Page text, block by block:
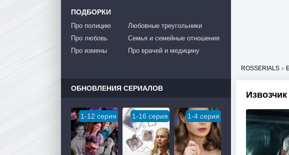
ROSSERIALS »
ПОДБОРКИ
Про полицию
Про любовь
Про измены
Любовные треугольники
Семья и семейные отношения
Про врачей и медицину
ОБНОВЛЕНИЯ СЕРИАЛОВ
1-12 серия 1-16 серия 1-4 серия